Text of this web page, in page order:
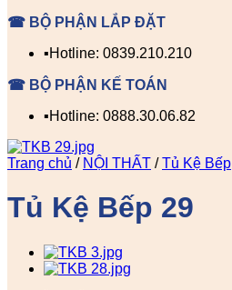
☎ BỘ PHẬN LẮP ĐẶT
▪️Hotline: 0839.210.210
☎ BỘ PHẬN KẾ TOÁN
▪️Hotline: 0888.30.06.82
Trang chủ / NỘI THẤT / Tủ Kệ Bếp
Tủ Kệ Bếp 29